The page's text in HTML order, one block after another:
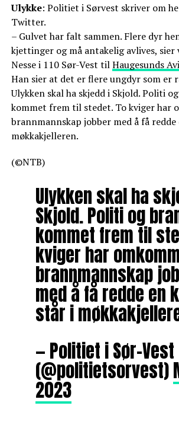
Ulykke: Politiet i Sørvest skriver om
Twitter.
– Gulvet har falt sammen. Flere dyr
kjettinger og må antakelig avlives, sier
Nesse i 110 Sør-Vest tilHaugesunds
Han sier at det er flere ungdyr som er
Ulykken skal ha skjedd i Skjold. Politi
kommet frem til stedet. To kviger har
brannmannskap jobber med å få
møkkakjelleren.
(©NTB)
Ulykken skal ha
Skjold. Politi og
kommet frem til
kviger har
brannmannskap
med å få redde en
står i
— Politiet i Sør-Vest
(@politietsorvest)
2023